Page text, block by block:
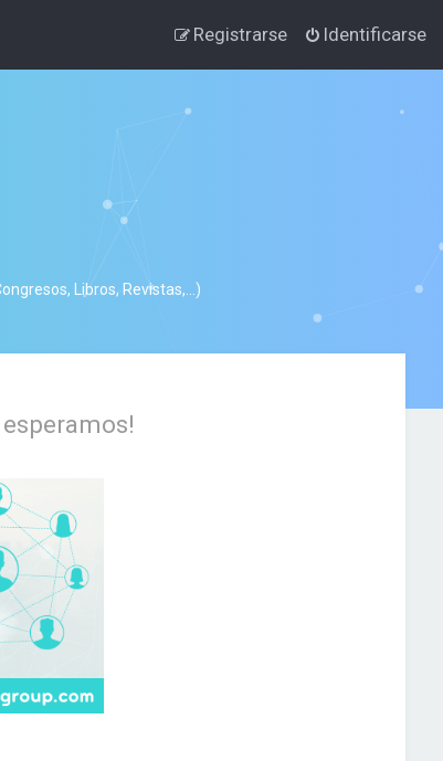
Identificarse
Registrarse
Libros, Revistas,...)